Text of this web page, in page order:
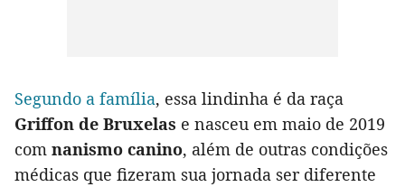
Segundo a família, essa lindinha é da raça
Griffon de Bruxelas e nasceu em maio de 2019
com nanismo canino, além de outras condições
médicas que fizeram sua jornada ser diferente